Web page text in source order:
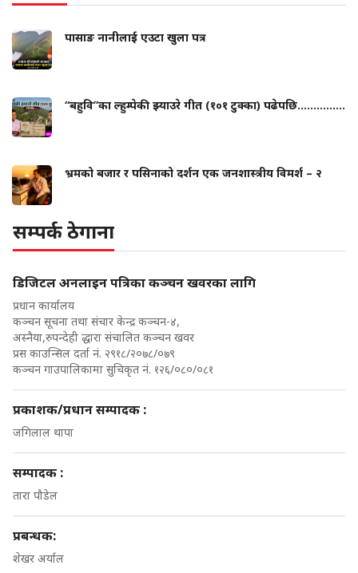
पासाङ नानीलाई एउटा खुला पत्र
“बहुवि”का ल्हुम्पेकी झ्याउरे गीत (१०१ टुक्का) पढेपछि...............
भ्रमको बजार र पसिनाको दर्शन एक जनशास्त्रीय विमर्श – २
सम्पर्क ठेगाना
डिजिटल अनलाइन पत्रिका कञ्चन खवरका लागि
प्रधान कार्यालय
कञ्चन सूचना तथा संचार केन्द्र कञ्चन-४,
अस्नैया,रुपन्देही द्धारा संचालित कञ्चन खवर
प्रस काउन्सिल दर्ता नं. २९१८/२०७८/०७९
कञ्चन गाउपालिकामा सुचिकृत नं. १२६/०८०/०८१
प्रकाशक/प्रधान सम्पादक :
जगिलाल थापा
सम्पादक :
तारा पौडेल
प्रबन्धक:
शेखर अर्याल